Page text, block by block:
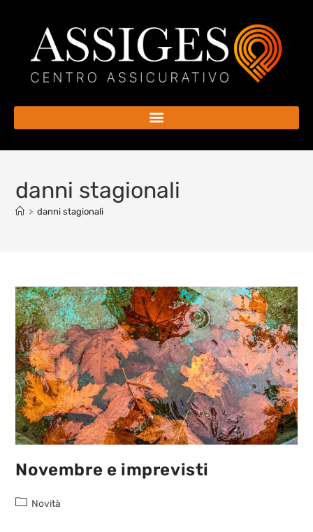
danni stagionali
> danni stagionali
Novembre e imprevisti
Novità